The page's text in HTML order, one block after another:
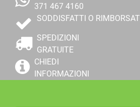
371 467 4160
SODDISFATTI O RIMBORSATI
SPEDIZIONI
GRATUITE
CHIEDI
INFORMAZIONI